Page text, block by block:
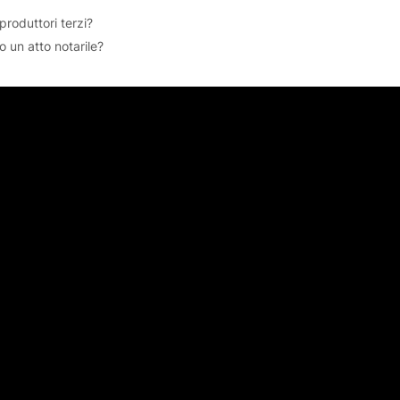
terzi?
un atto notarile?